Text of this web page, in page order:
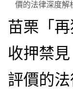
價的法律深度解
苗栗「
收押禁
評價的